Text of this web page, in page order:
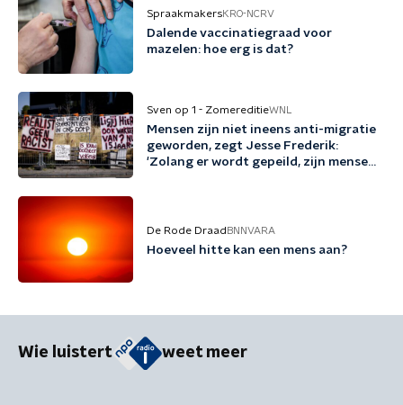
SpraakmakersKRO-NCRV
Dalende vaccinatiegraad voor
mazelen: hoe erg is dat?
Sven op 1 - ZomereditieWNL
Mensen zijn niet ineens anti-migratie
geworden, zegt Jesse Frederik:
'Zolang er wordt gepeild, zijn mensen
De Rode Draad BNNVARA
Hoeveel hitte kan een mens aan?
Wie luistert weet meer